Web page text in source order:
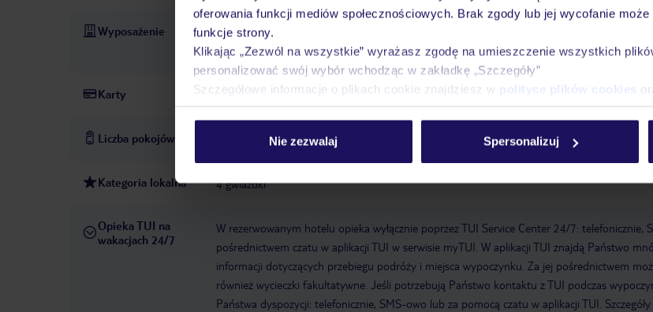
oferowania funkcji mediów społecznościowych. Brak zgody lub jej wycofanie
funkcje strony.
Klikając „Zezwól na wszystkie” wyrażasz zgodę na umieszczenie wszystkich
personalizować swój wybór wchodząc w zakładkę „Szczegóły”
Szczegółowe informacje o plikach cookie znajdziesz w polityce plików cookies
Nie zezwalaj Spersonalizuj
Wyposażenie Recepcja 24h
Podgrzewany basen odkryty, basen odkryty, parasole przy basenie, leżaki przy basenie
Karty Mastercard, Visa
Liczba pokojów
Kategoria lokalna 4 gwiazdki
Opieka TUI na
wakacjach 24/7
W rezerwowanym hotelu opieka wyłącznie poprzez TUI Service Center 24/7: telefonicznie,
pośrednictwem czatu w aplikacji TUI w serwisie myTUI. W aplikacji TUI znajdą Państwo
informacji dotyczących przebiegu podróży i miejsca wypoczynku. Za jej pośrednictwem
również wycieczki fakultatywne. Jeśli potrzebują Państwo kontaktu z TUI podczas
Państwa dyspozycji: telefonicznie, SMS-owo lub za pomocą czatu w aplikacji TUI. Szczegóły